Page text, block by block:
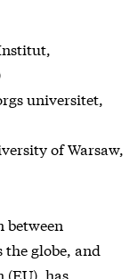
universitet,
of Warsaw,
between
the globe, and
has